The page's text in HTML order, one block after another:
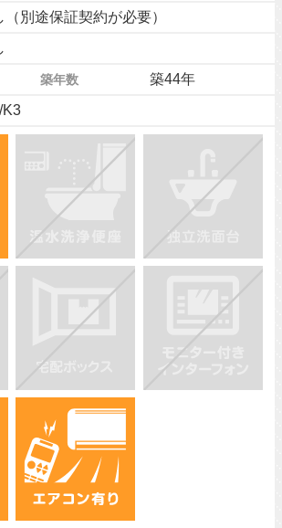
（別途保証契約が必要）
築年数 築44年
K3